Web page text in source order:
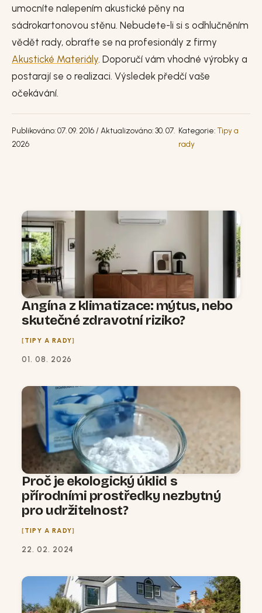
umocníte nalepením akustické pěny na
sádrokartonovou stěnu. Nebudete-li si s odhlučněním
vědět rady, obraťte se na profesionály z firmy
Akustické Materiály. Doporučí vám vhodné výrobky a
postarají se o realizaci. Výsledek předčí vaše
očekávání.
Publikováno: 07. 09. 2016 / Aktualizováno: 30. 07.
2026
Kategorie:Tipy a
rady
Angína z klimatizace: mýtus, nebo
skutečné zdravotní riziko?
TIPY A RADY
01. 08. 2026
Proč je ekologický úklid s
přírodními prostředky nezbytný
pro udržitelnost?
TIPY A RADY
22. 02. 2024